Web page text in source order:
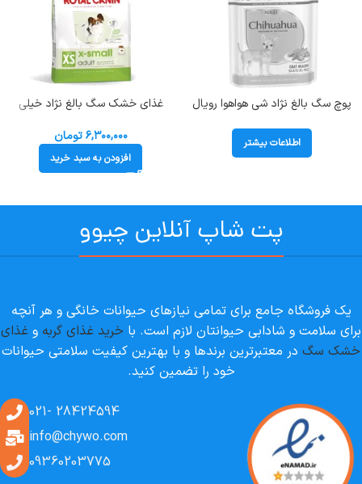
پوچ سگ بالغ نژاد شی هواهوا رویال
اطلاعات بیشتر
غذای خشک سگ بالغ نژاد خیلی
(تا وزن 4 کیلوگرم) Royal Canin X-
Small Adult
۶,۳۰۰,۰۰۰ تومان
افزودن به سبد خرید
پت شاپ آنلاین چیوو
یک فروشگاه جامع برای تمامی نیازهای حیوانات خانگی و هر آنچه
برای سلامت و شادابی حیوانتان لازم است. با خرید غذای گربه و غذای
خشک سگ در معتبرترین برندها و با بهترین کیفیت سلامتی حیوانات
خود را تضمین کنید.
28424594 -021
info@chywo.com
09360203775